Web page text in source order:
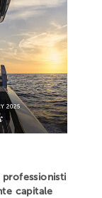
capitale